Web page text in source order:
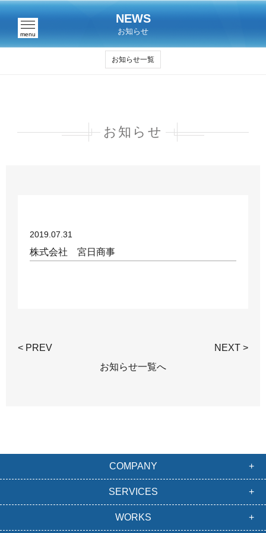
menu
NEWS
お知らせ
お知らせ一覧
お知らせ
2019.07.31
株式会社 宮日商事
< PREV
NEXT >
お知らせ一覧へ
COMPANY
SERVICES
WORKS